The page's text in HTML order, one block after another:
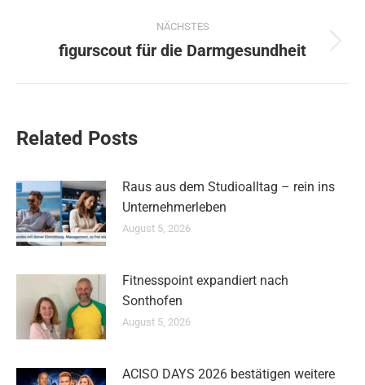
NÄCHSTES
Nächster
figurscout für die Darmgesundheit
Related Posts
Raus aus dem Studioalltag – rein ins
Unternehmerleben
August 5, 2026
Fitnesspoint expandiert nach
Sonthofen
August 5, 2026
ACISO DAYS 2026 bestätigen weitere